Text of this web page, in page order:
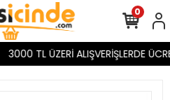
3000 TL ÜZERİ ALIŞVERİŞLERDE
0